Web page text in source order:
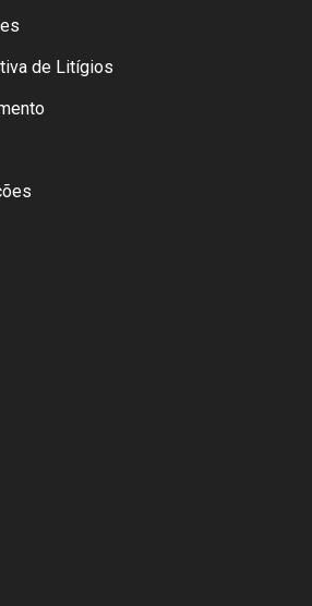
de Litígios